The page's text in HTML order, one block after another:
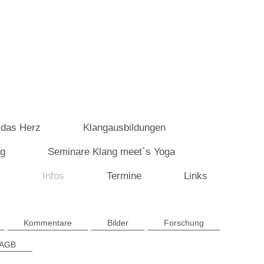
Herz Klangausbildungen
Seminare Klang meet`s Yoga
Infos Termine Links
Kommentare Bilder Forschung